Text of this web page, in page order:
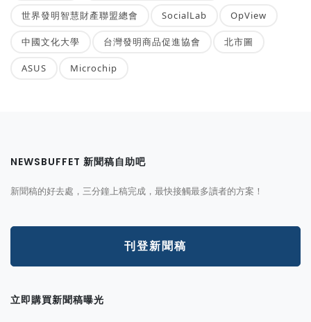
世界發明智慧財產聯盟總會 SocialLab OpView
中國文化大學 台灣發明商品促進協會 北市圖
ASUS Microchip
NEWSBUFFET 新聞稿自助吧
新聞稿的好去處，三分鐘上稿完成，最快接觸最多讀者的方案！
刊登新聞稿
立即購買新聞稿曝光